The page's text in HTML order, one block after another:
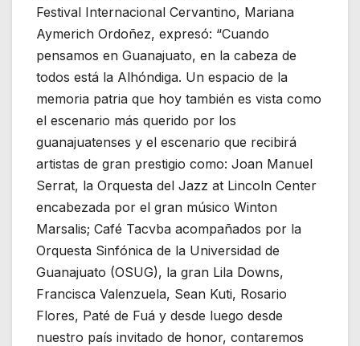
Festival Internacional Cervantino, Mariana
Aymerich Ordoñez, expresó: “Cuando
pensamos en Guanajuato, en la cabeza de
todos está la Alhóndiga. Un espacio de la
memoria patria que hoy también es vista como
el escenario más querido por los
guanajuatenses y el escenario que recibirá
artistas de gran prestigio como: Joan Manuel
Serrat, la Orquesta del Jazz at Lincoln Center
encabezada por el gran músico Winton
Marsalis; Café Tacvba acompañados por la
Orquesta Sinfónica de la Universidad de
Guanajuato (OSUG), la gran Lila Downs,
Francisca Valenzuela, Sean Kuti, Rosario
Flores, Paté de Fuá y desde luego desde
nuestro país invitado de honor, contaremos